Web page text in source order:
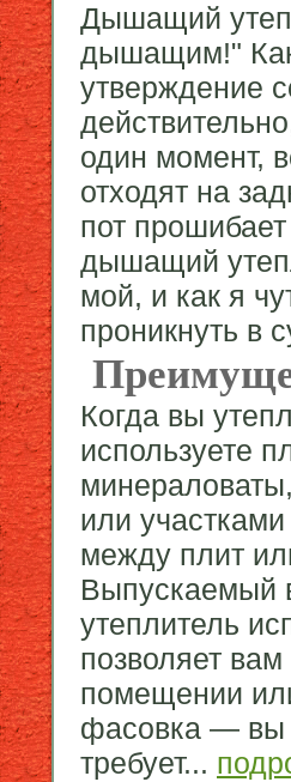
Дышащий
дышащим!"
утверждение
один момент,
отходят на
пот
дышащий
мой, и как я
проникнуть в
Когда вы
используете
или
между плит
Выпускаемый
утеплитель
позволяет
помещении
фасовка — вы
требует...